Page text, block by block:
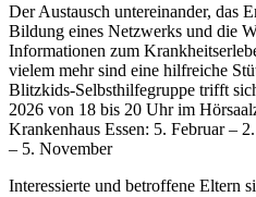
Der Austausch untereinander, das
Bildung eines Netzwerks und die
Informationen zum
vielem mehr sind eine hilfreiche
Blitzkids-Selbsthilfegruppe trifft
2026 von 18 bis 20 Uhr im
Krankenhaus Essen: 5. Februar –
– 5. November
Interessierte und betroffene Eltern